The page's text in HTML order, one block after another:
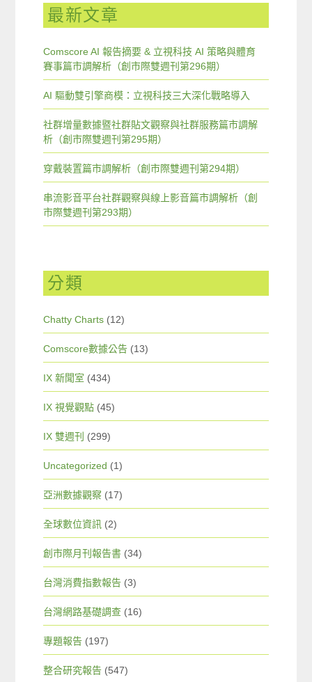
最新文章
Comscore AI 報告摘要 & 立視科技 AI 策略與體育
賽事篇市調解析（創市際雙週刊第296期）
AI 驅動雙引擎商模：立視科技三大深化戰略導入
社群增量數據暨社群貼文觀察與社群服務篇市調解
析（創市際雙週刊第295期）
穿戴裝置篇市調解析（創市際雙週刊第294期）
串流影音平台社群觀察與線上影音篇市調解析（創
市際雙週刊第293期）
分類
Chatty Charts (12)
Comscore數據公告 (13)
IX 新聞室 (434)
IX 視覺觀點 (45)
IX 雙週刊 (299)
Uncategorized (1)
亞洲數據觀察 (17)
全球數位資訊 (2)
創市際月刊報告書 (34)
台灣消費指數報告 (3)
台灣網路基礎調查 (16)
專題報告 (197)
整合研究報告 (547)